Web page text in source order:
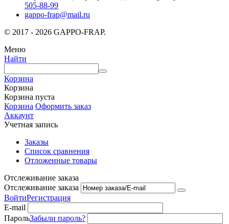
505-88-99
gappo-frap@mail.ru
© 2017 - 2026 GAPPO-FRAP.
Меню
Найти
Корзина
Корзина
Корзина пуста
Корзина Оформить заказ
Аккаунт
Учетная запись
Заказы
Список сравнения
Отложенные товары
Отслеживание заказа
Отслеживание заказа
ВойтиРегистрация
E-mail
ПарольЗабыли пароль?